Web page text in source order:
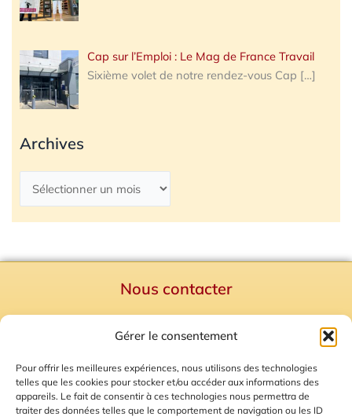
Gérer le consentement
Pour offrir les meilleures expériences, nous utilisons des technologies
telles que les cookies pour stocker et/ou accéder aux informations des
appareils. Le fait de consentir à ces technologies nous permettra de
traiter des données telles que le comportement de navigation ou les ID
Cap sur l’Emploi : Le Mag de France Travail
Sixième volet de notre rendez-vous Cap […]
Archives
Nous contacter
Mentions Légales
Plan du site
Gestion des Cookies